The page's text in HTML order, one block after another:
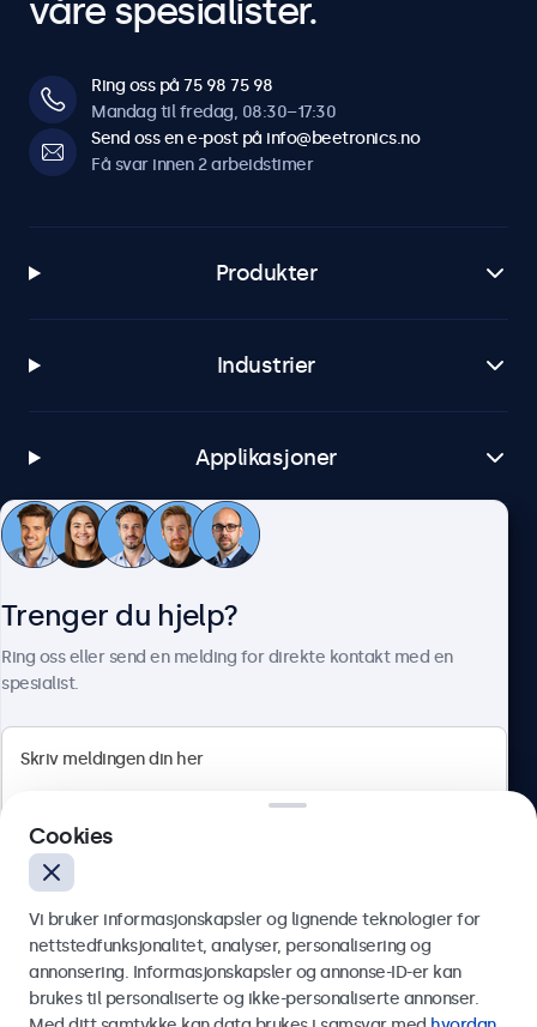
våre spesialister.
Ring oss på 75 98 75 98
Mandag til fredag, 08:30–17:30
Send oss en e-post på info@beetronics.no
Få svar innen 2 arbeidstimer
Produkter
Industrier
Applikasjoner
Kundeservice
Norsk
Trenger du hjelp?
Ring oss eller send en melding for direkte kontakt med en
spesialist.
Send
Cookies
Vi bruker informasjonskapsler og lignende teknologier for
nettstedfunksjonalitet, analyser, personalisering og
annonsering. Informasjonskapsler og annonse-ID-er kan
brukes til personaliserte og ikke-personaliserte annonser.